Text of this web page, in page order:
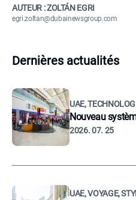
AUTEUR : ZOLTÁN EGRI
egri.zoltan@dubainewsgroup.com
Dernières actualités
UAE,
Nouveau
2026. 07. 25
UAE, VOYAGE,